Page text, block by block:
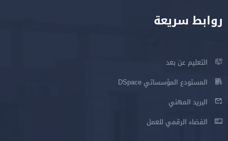
روابط سريعة
التعليم عن بعد
المستودع المؤسساتي DSpace
البريد المهني
الفضاء الرقمي للعمل